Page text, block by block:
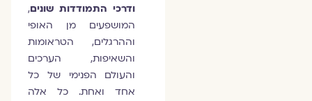
ודרכי התמודדות שונים,
המושפעים מן האופי
וההרגלים, הטראומות
והשאיפות, הערכים
והעולם הפנימי של כל
אחד ואחת. כל אלה